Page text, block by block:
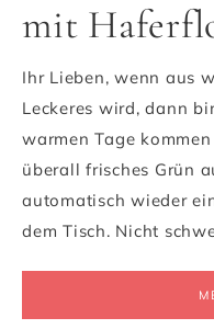
mit
Ihr Lieben, wenn aus
Leckeres wird, dann
warmen Tage
überall frisches Grün
automatisch wieder
dem Tisch. Nicht